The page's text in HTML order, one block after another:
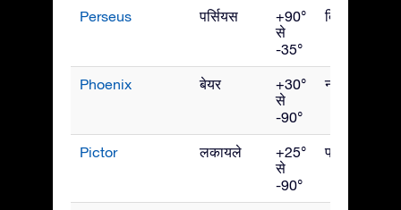
Perseus पर्सियस
+90°
से
-35°
दिसंबर
Phoenix बेयर
+30°
से
-90°
नवंबर
Pictor लकायले
+25°
से
-90°
फरवरी